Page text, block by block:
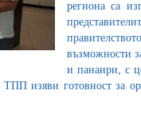
региона са
възможности
и панаири, с
изяви готовност за